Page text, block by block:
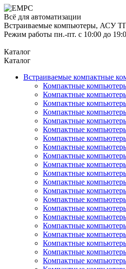
Всё для автоматизации
Встраиваемые компьютеры, АСУ
Режим работы пн.-пт. с 10:00 до
Каталог
Каталог
Встраиваемые компактные
Компактные
Компактные
Компактные
Компактные
Компактные
Компактные
Компактные
Компактные
Компактные
Компактные
Компактные
Компактные
Компактные
Компактные
Компактные
Компактные
Компактные
Компактные
Компактные
Компактные
Компактные